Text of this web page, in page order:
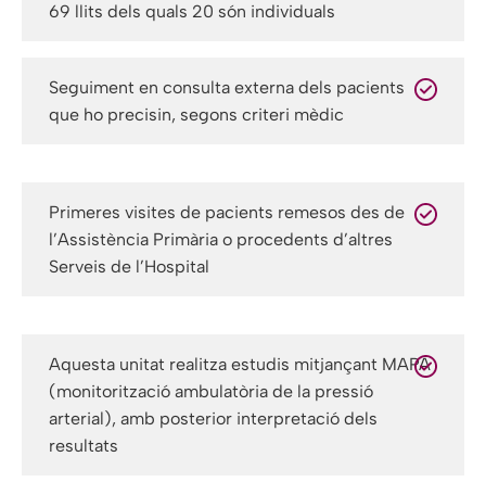
69 llits dels quals 20 són individuals
Seguiment en consulta externa dels pacients
que ho precisin, segons criteri mèdic
Primeres visites de pacients remesos des de
l’Assistència Primària o procedents d’altres
Serveis de l’Hospital
Aquesta unitat realitza estudis mitjançant MAPA
(monitorització ambulatòria de la pressió
arterial), amb posterior interpretació dels
resultats